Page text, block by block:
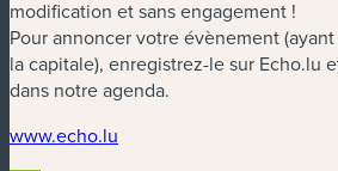
modification et sans engagement !
Pour annoncer votre évènement
la capitale), enregistrez-le sur Echo.lu
dans notre agenda.
www.echo.lu